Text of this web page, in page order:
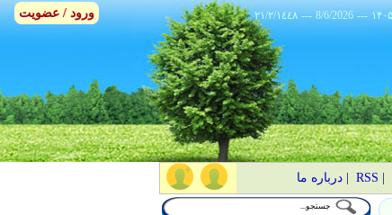
٢١/٢/١٤٤٨ --- 8/6/2026 ---
RSS
|درباره ما
ورود / عضویت